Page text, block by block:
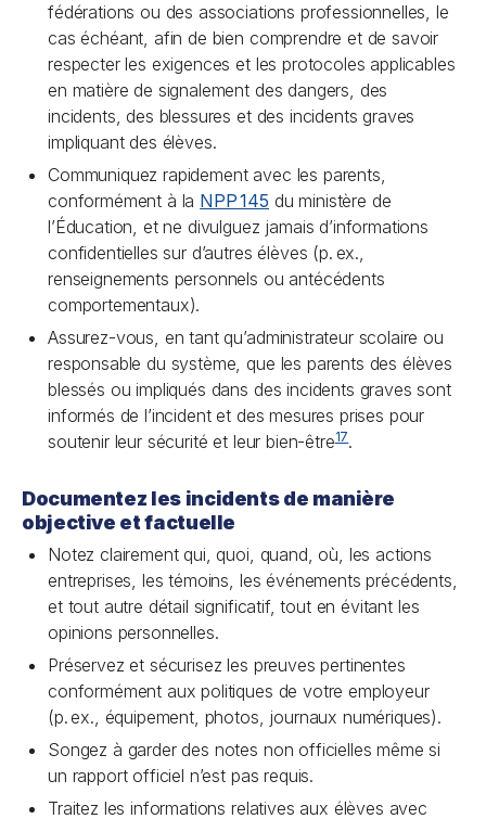
fédérations ou des associations professionnelles, le
cas échéant, afin de bien comprendre et de savoir
respecter les exigences et les protocoles applicables
en matière de signalement des dangers, des
incidents, des blessures et des incidents graves
impliquant des élèves.
Communiquez rapidement avec les parents,
conformément à la NPP 145 du ministère de
l’Éducation, et ne divulguez jamais d’informations
confidentielles sur d’autres élèves (p. ex.,
renseignements personnels ou antécédents
comportementaux).
Assurez-vous, en tant qu’administrateur scolaire ou
responsable du système, que les parents des élèves
blessés ou impliqués dans des incidents graves sont
informés de l’incident et des mesures prises pour
soutenir leur sécurité et leur bien-être17.
Documentez les incidents de manière
objective et factuelle
Notez clairement qui, quoi, quand, où, les actions
entreprises, les témoins, les événements précédents,
et tout autre détail significatif, tout en évitant les
opinions personnelles.
Préservez et sécurisez les preuves pertinentes
conformément aux politiques de votre employeur
(p. ex., équipement, photos, journaux numériques).
Songez à garder des notes non officielles même si
un rapport officiel n’est pas requis.
Traitez les informations relatives aux élèves avec